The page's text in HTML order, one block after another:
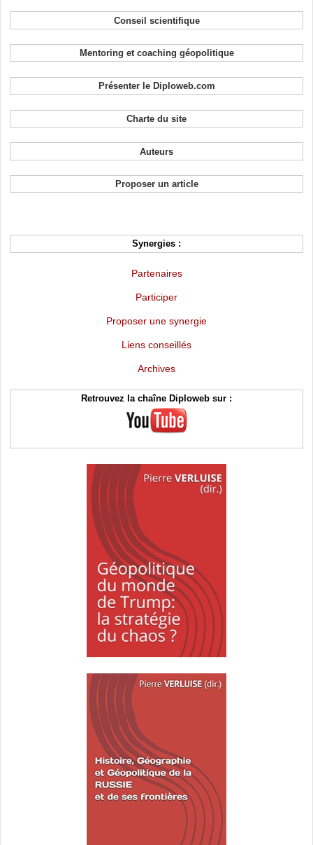
Conseil scientifique
Mentoring et coaching géopolitique
Présenter le Diploweb.com
Charte du site
Auteurs
Proposer un article
Synergies :
Partenaires
Participer
Proposer une synergie
Liens conseillés
Archives
Retrouvez la chaîne Diploweb sur :